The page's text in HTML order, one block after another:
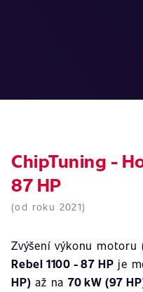
ChipTuning -
87 HP
(od roku 2021)
Zvýšení výkonu
Rebel 1100 - 87 HP je
HP) až na70 kW (97